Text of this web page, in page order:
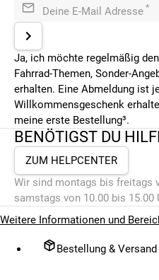
Deine E-Mail Adresse *
Ja, ich möchte regelmäßig
Fahrrad-Themen, Sonder-
erhalten. Eine Abmeldung ist
Willkommensgeschenk
meine erste Bestellung³.
BENÖTIGST DU
ZUM HELPCENTER
Wir sind montags bis freitags
samstags von 10.00 bis 15.00
Weitere Informationen und
Bestellung & Versand